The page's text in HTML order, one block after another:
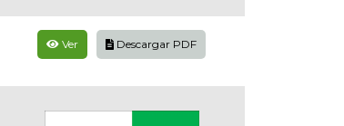
Ver Descargar PDF